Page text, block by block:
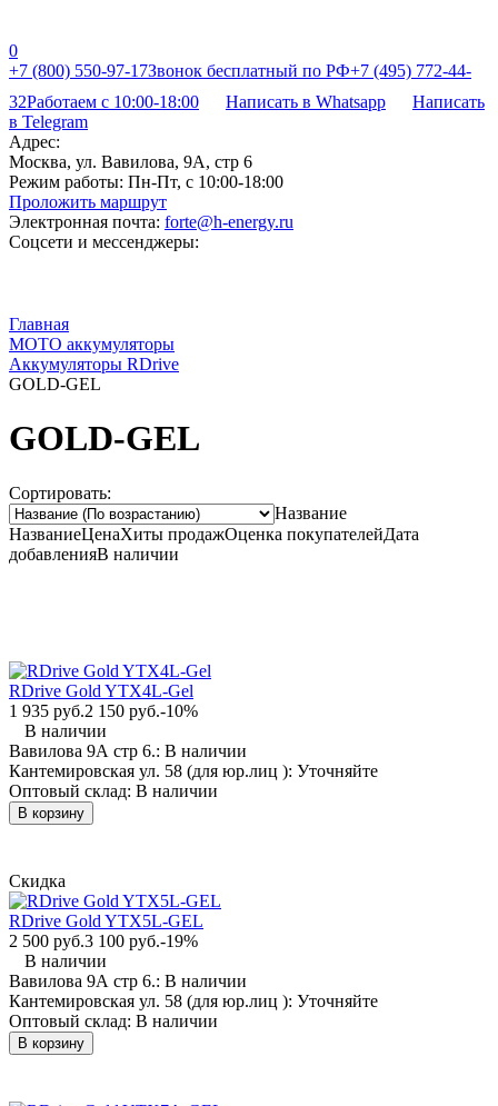
0
+7 (800) 550-97-17Звонок бесплатный по РФ+7 (495) 772-44-
32Работаем с 10:00-18:00 Написать в Whatsapp
Написать
в Telegram
Адрес:
Москва, ул. Вавилова, 9А, стр 6
Режим работы: Пн-Пт, с 10:00-18:00
Проложить маршрут
Электронная почта: forte@h-energy.ru
Соцсети и мессенджеры:
Главная
МОТО аккумуляторы
Аккумуляторы RDrive
GOLD-GEL
GOLD-GEL
Сортировать:
Название
НазваниеЦенаХиты продажОценка покупателейДата
добавленияВ наличии
RDrive Gold YTX4L-Gel
1 935 руб.2 150 руб.-10%
В наличии
Вавилова 9А стр 6.: В наличии
Кантемировская ул. 58 (для юр.лиц ): Уточняйте
Оптовый склад: В наличии
В корзину
Скидка
RDrive Gold YTX5L-GEL
2 500 руб.3 100 руб.-19%
В наличии
Вавилова 9А стр 6.: В наличии
Кантемировская ул. 58 (для юр.лиц ): Уточняйте
Оптовый склад: В наличии
В корзину